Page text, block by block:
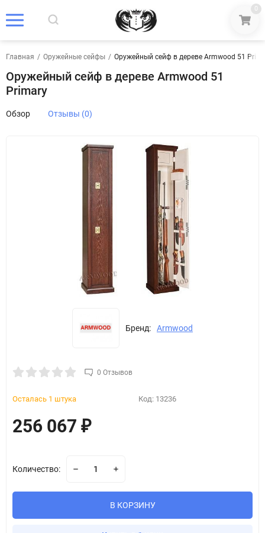
0
Главная / Оружейные сейфы / Оружейный сейф в дереве Armwood 51
Оружейный сейф в дереве Armwood 51
Primary
Обзор Отзывы (0)
Бренд: Armwood
0 Отзывов
Осталась 1 штука Код: 13236
256 067 ₽
Количество:
В КОРЗИНУ